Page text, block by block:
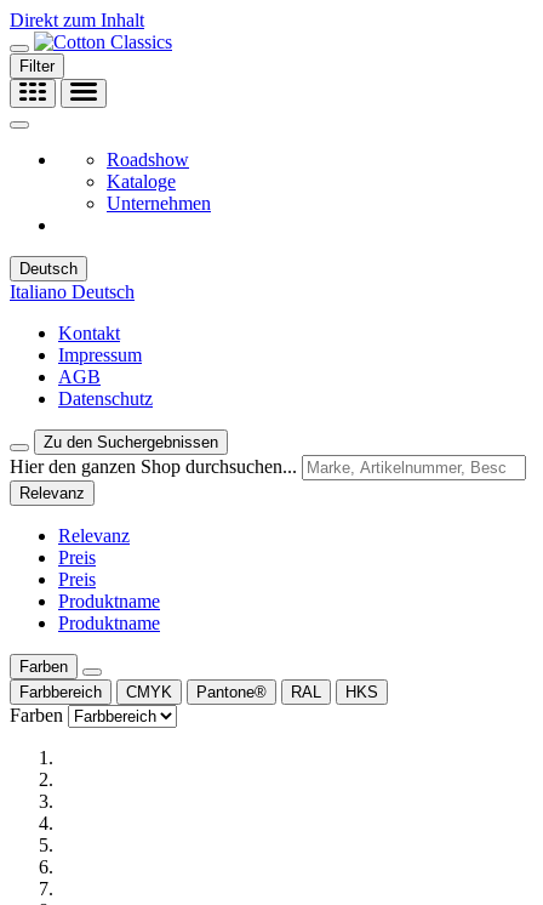
Direkt zum Inhalt
Filter
Roadshow
Kataloge
Unternehmen
Deutsch
Italiano Deutsch
Kontakt
Impressum
AGB
Datenschutz
Zu den Suchergebnissen
Hier den ganzen Shop durchsuchen...
Relevanz
Relevanz
Preis
Preis
Produktname
Produktname
Farben
Farbbereich
CMYK Pantone® RAL HKS
Farben